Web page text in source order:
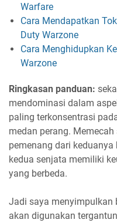
Warfare
Cara Mendapatkan
Duty Warzone
Cara Menghidupkan
Warzone
Ringkasan panduan:
mendominasi dalam
paling terkonsentrasi
medan perang.
pemenang dari
kedua senjata memiliki
yang berbeda.
Jadi saya menyimpulkan
akan digunakan